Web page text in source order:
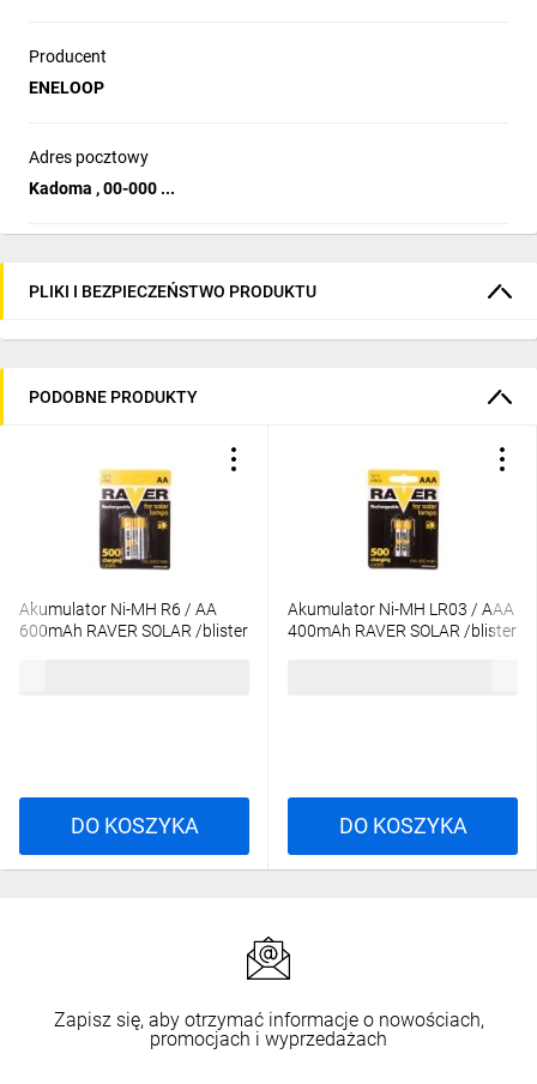
Producent
ENELOOP
Adres pocztowy
Kadoma , 00-000 ...
PLIKI I BEZPIECZEŃSTWO PRODUKTU
PODOBNE PRODUKTY
Akumulator Ni-MH R6 / AA
600mAh RAVER SOLAR /blister
DO KOSZYKA
Akumulator Ni-MH LR03 / AAA
400mAh RAVER SOLAR /blister
DO KOSZYKA
Zapisz się, aby otrzymać informacje o nowościach,
promocjach i wyprzedażach